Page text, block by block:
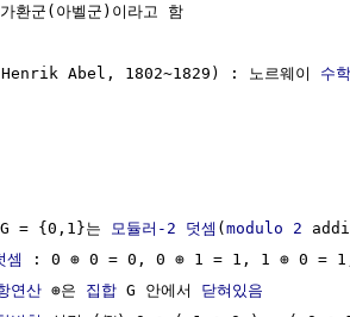
환군(아벨군)이라고 함
Abel, 1802~1829) : 노르웨이
수학
G = {0,1}는 모듈러-2 덧셈 (modulo 2
셈
: 0 ⊕ 0 = 0, 0 ⊕ 1 = 1, 1 ⊕ 0 =
연산 ⊕은 집합 G 안에서 닫혀있음